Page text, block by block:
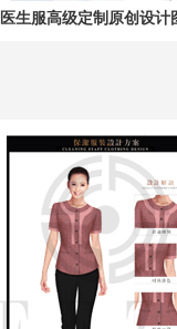
医生服高级定制原创设计